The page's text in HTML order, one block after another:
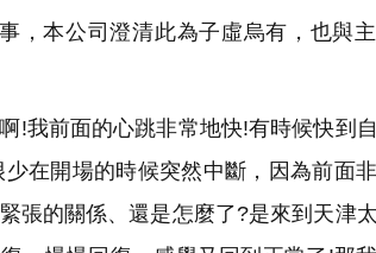
，本公司澄清此為子虛烏有，也與
!我前面的心跳非常地快!有時候快到
在開場的時候突然中斷，因為前面
張的關係、還是怎麼了?是來到天津